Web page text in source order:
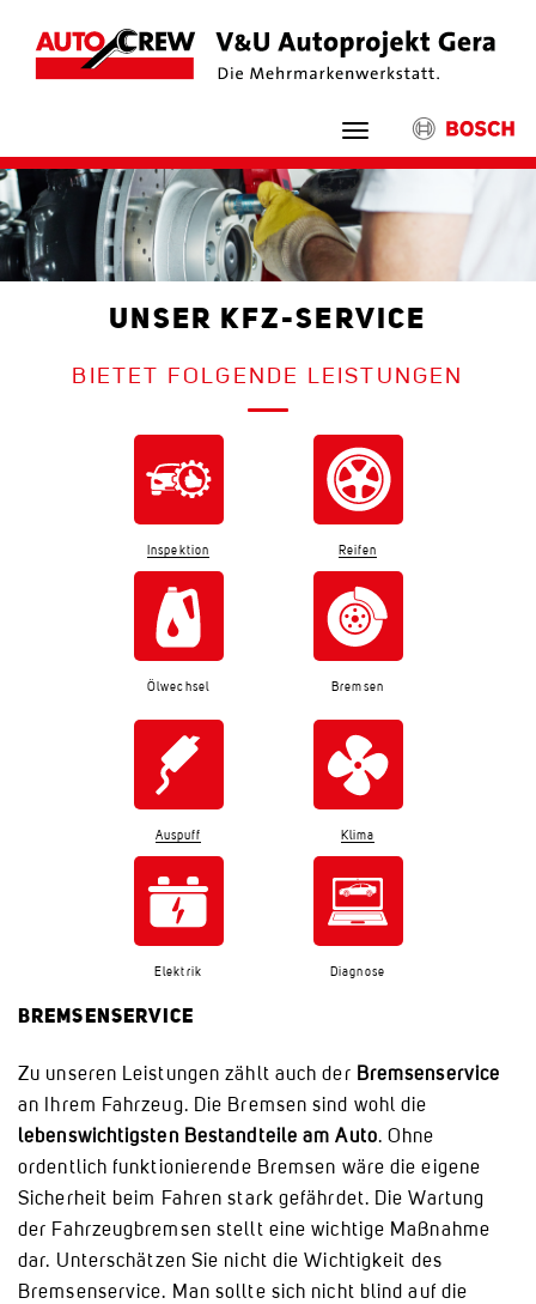
Navigation
ein-/ausblenden
UNSER KFZ-SERVICE
BIETET FOLGENDE LEISTUNGEN
Inspektion Reifen
Ölwechsel Bremsen
Auspuff Klima
Elektrik Diagnose
BREMSENSERVICE
Zu unseren Leistungen zählt auch der Bremsenservice
an Ihrem Fahrzeug. Die Bremsen sind wohl die
lebenswichtigsten Bestandteile am Auto. Ohne
ordentlich funktionierende Bremsen wäre die eigene
Sicherheit beim Fahren stark gefährdet. Die Wartung
der Fahrzeugbremsen stellt eine wichtige Maßnahme
dar. Unterschätzen Sie nicht die Wichtigkeit des
Bremsenservice. Man sollte sich nicht blind auf die